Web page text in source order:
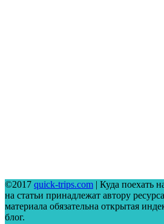
©2017 quick-trips.com | Куда поехать
на статьи принадлежат автору
материала обязательна открытая
блог.